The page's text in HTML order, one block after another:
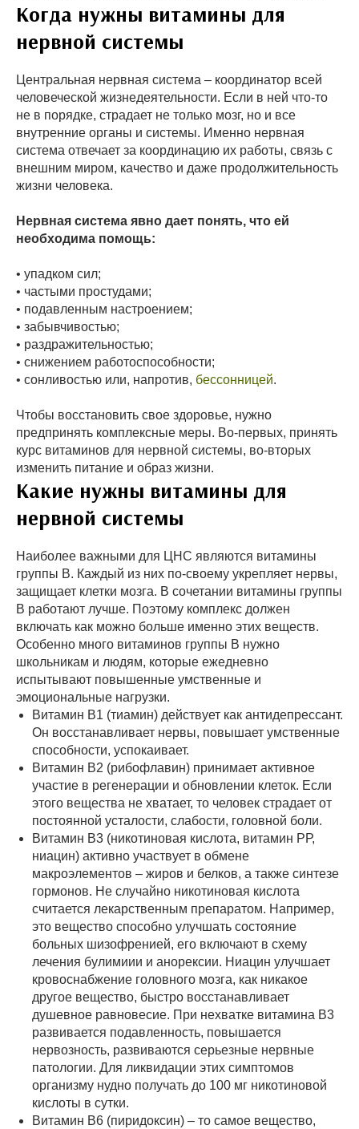
Когда нужны витамины для
нервной системы
Центральная нервная система – координатор всей
человеческой жизнедеятельности. Если в ней что-то
не в порядке, страдает не только мозг, но и все
внутренние органы и системы. Именно нервная
система отвечает за координацию их работы, связь с
внешним миром, качество и даже продолжительность
жизни человека.
Нервная система явно дает понять, что ей
необходима помощь:
• упадком сил;
• частыми простудами;
• подавленным настроением;
• забывчивостью;
• раздражительностью;
• снижением работоспособности;
• сонливостью или, напротив, бессонницей.
Чтобы восстановить свое здоровье, нужно
предпринять комплексные меры. Во-первых, принять
курс витаминов для нервной системы, во-вторых
изменить питание и образ жизни.
Какие нужны витамины для
нервной системы
Наиболее важными для ЦНС являются витамины
группы В. Каждый из них по-своему укрепляет нервы,
защищает клетки мозга. В сочетании витамины группы
В работают лучше. Поэтому комплекс должен
включать как можно больше именно этих веществ.
Особенно много витаминов группы В нужно
школьникам и людям, которые ежедневно
испытывают повышенные умственные и
эмоциональные нагрузки.
Витамин В1 (тиамин) действует как антидепрессант.
Он восстанавливает нервы, повышает умственные
способности, успокаивает.
Витамин В2 (рибофлавин) принимает активное
участие в регенерации и обновлении клеток. Если
этого вещества не хватает, то человек страдает от
постоянной усталости, слабости, головной боли.
Витамин В3 (никотиновая кислота, витамин РР,
ниацин) активно участвует в обмене
макроэлементов – жиров и белков, а также синтезе
гормонов. Не случайно никотиновая кислота
считается лекарственным препаратом. Например,
это вещество способно улучшать состояние
больных шизофренией, его включают в схему
лечения булимиии и анорексии. Ниацин улучшает
кровоснабжение головного мозга, как никакое
другое вещество, быстро восстанавливает
душевное равновесие. При нехватке витамина В3
развивается подавленность, повышается
нервозность, развиваются серьезные нервные
патологии. Для ликвидации этих симптомов
организму нудно получать до 100 мг никотиновой
кислоты в сутки.
Витамин В6 (пиридоксин) – то самое вещество,